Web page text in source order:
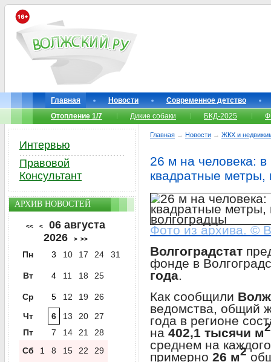
Главная Новости
Современное детство
Отопление 1/7
Дикие собаки БКД-2025
Главная → Новости → ЖКХ и
26 м на человека:
квадратные метры,
Фото из архива. ©
Волгоградстат
фонде в
года.
Как сообщили
ведомства, общий
года в регионе
на 402,1 тысячи м2
среднем на
примерно 26 м2
Интервью
Правовой
Консультант
АРХИВ НОВОСТЕЙ
<< <
06 августа
2026
> >>
Пн 3 10 17 24 31
Вт 4 11 18 25
Ср 5 12 19
26
Чт
6 13 20
27
Пт
7 14 21
28
Сб
1 8 15 22 29